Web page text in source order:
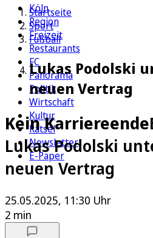
Köln
Region
Freizeit
Restaurants
FC
Panorama
Politik
Wirtschaft
Kultur
Rätsel
Newsletter
E-Paper
Startseite
Sport
Fußball
Lukas Podolski
neuen Vertrag
Kein Karriereende
Lukas Podolski
neuen Vertrag
25.05.2025, 11:30 Uhr
2 min